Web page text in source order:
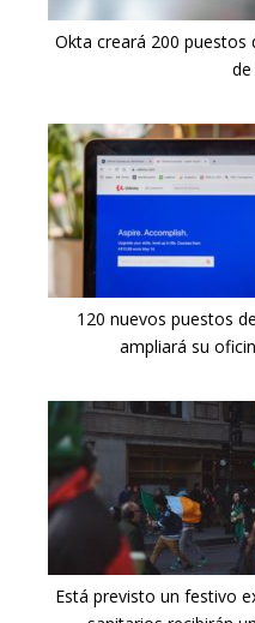
Okta creará 200 puestos
de
120 nuevos puestos
ampliará su
Está previsto un festivo